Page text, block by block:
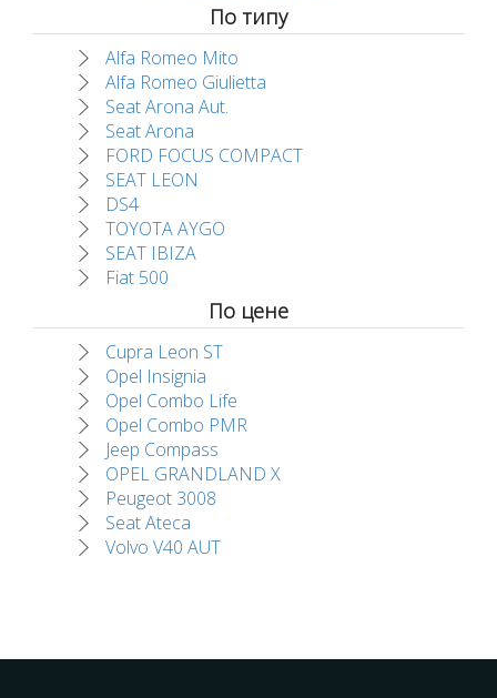
По типу
Alfa Romeo Mito
Alfa Romeo Giulietta
Seat Arona Aut.
Seat Arona
FORD FOCUS COMPACT
SEAT LEON
DS4
TOYOTA AYGO
SEAT IBIZA
Fiat 500
По цене
Cupra Leon ST
Opel Insignia
Opel Combo Life
Opel Combo PMR
Jeep Compass
OPEL GRANDLAND X
Peugeot 3008
Seat Ateca
Volvo V40 AUT